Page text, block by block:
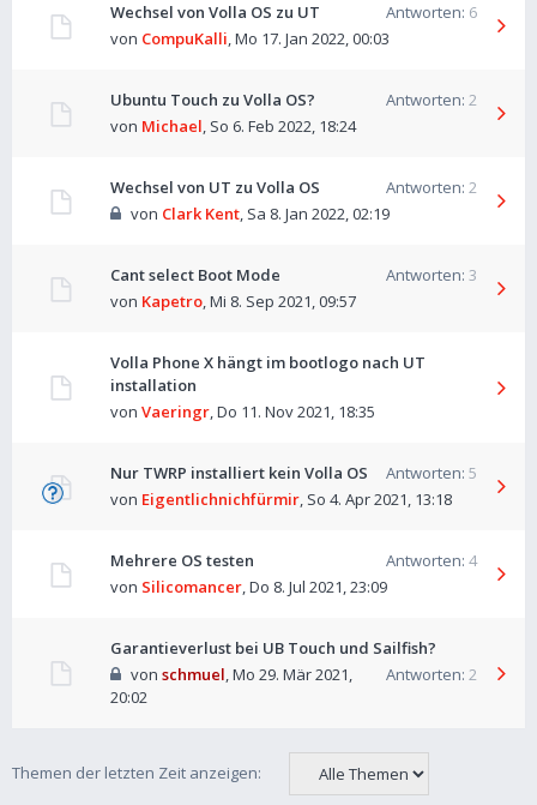
Wechsel von Volla OS zu UT Antworten: 6
von CompuKalli,Mo 17. Jan 2022, 00:03
Ubuntu Touch zu Volla OS? Antworten: 2
von Michael, So 6. Feb 2022, 18:24
Wechsel von UT zu Volla OS Antworten: 2
von Clark Kent, Sa 8. Jan 2022, 02:19
Cant select Boot Mode Antworten: 3
von Kapetro,Mi 8. Sep 2021, 09:57
Volla Phone X hängt im bootlogo nach UT
installation
von Vaeringr,Do 11. Nov 2021, 18:35
Nur TWRP installiert kein Volla OS Antworten: 5
von Eigentlichnichfürmir, So 4. Apr 2021, 13:18
Mehrere OS testen Antworten: 4
von Silicomancer,Do 8. Jul 2021, 23:09
Garantieverlust bei UB Touch und Sailfish?
Antworten: 2
von schmuel,Mo 29. Mär 2021,
20:02
Themen der letzten Zeit anzeigen: